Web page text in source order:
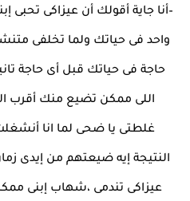
–أنا جاية أقولك أن عيزاكى تحبى
واحد فى حياتك ولما تخلفى
حاجة فى حياتك قبل أى حاجة
اللى ممكن تضيع منك أقرب
غلطتى يا ضحى لما انا
النتيجة إيه ضيعتهم من إيدى
عيزاكى تندمى ،شهاب إبنى